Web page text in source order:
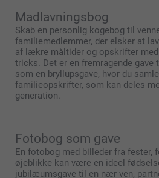
Madlavningsbog
Skab en personlig kogebog til
familiemedlemmer, der elsker at
af lækre måltider og opskrifter
tricks. Det er en fremragende
som en bryllupsgave, hvor du
familieopskrifter, som kan deles
generation.
Fotobog som gave
En fotobog med billeder fra fester,
øjeblikke kan være en ideel
jubilæumsgave til en nær ven,